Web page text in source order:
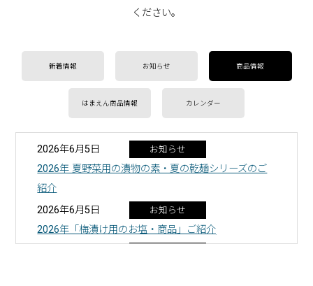
ください。
新着情報 お知らせ 商品情報
はまえん商品情報 カレンダー
2026年6月5日 お知らせ
2026年 夏野菜用の漬物の素・夏の乾麺シリーズのご
紹介
2026年6月5日
お知らせ
2026年「梅漬け用のお塩・商品」ご紹介